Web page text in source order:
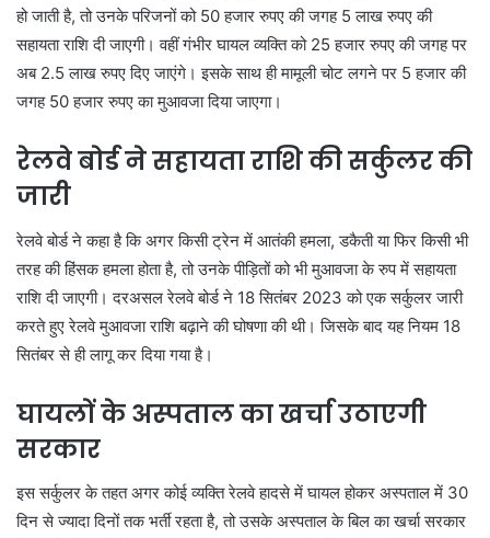
हो जाती है, तो उनके परिजनों को 50 हजार रुपए की जगह 5 लाख रुपए की
सहायता राशि दी जाएगी। वहीं गंभीर घायल व्यक्ति को 25 हजार रुपए की जगह पर
अब 2.5 लाख रुपए दिए जाएंगे। इसके साथ ही मामूली चोट लगने पर 5 हजार की
जगह 50 हजार रुपए का मुआवजा दिया जाएगा।
रेलवे बोर्ड ने सहायता राशि की सर्कुलर की
जारी
रेलवे बोर्ड ने कहा है कि अगर किसी ट्रेन में आतंकी हमला, डकैती या फिर किसी भी
तरह की हिंसक हमला होता है, तो उनके पीड़ितों को भी मुआवजा के रुप में सहायता
राशि दी जाएगी। दरअसल रेलवे बोर्ड ने 18 सितंबर 2023 को एक सर्कुलर जारी
करते हुए रेलवे मुआवजा राशि बढ़ाने की घोषणा की थी। जिसके बाद यह नियम 18
सितंबर से ही लागू कर दिया गया है।
घायलों के अस्पताल का खर्चा उठाएगी
सरकार
इस सर्कुलर के तहत अगर कोई व्यक्ति रेलवे हादसे में घायल होकर अस्पताल में 30
दिन से ज्यादा दिनों तक भर्ती रहता है, तो उसके अस्पताल के बिल का खर्चा सरकार